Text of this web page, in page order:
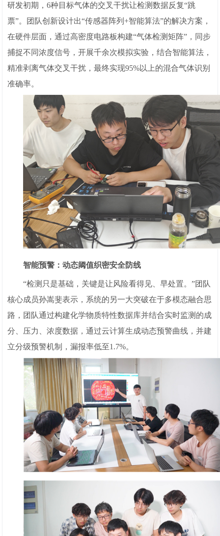
研发初期，6种目标气体的交叉干扰让检测数据反复“跳
票”。团队创新设计出“传感器阵列+智能算法”的解决方案，
在硬件层面，通过高密度电路板构建“气体检测矩阵”，同步
捕捉不同浓度信号，开展千余次模拟实验，结合智能算法，
精准剥离气体交叉干扰，最终实现95%以上的混合气体识别
准确率。
智能预警：动态阈值织密安全防线
“检测只是基础，关键是让风险看得见、早处置。”团队
核心成员孙嵩斐表示，系统的另一大突破在于多模态融合思
路，团队通过构建化学物质特性数据库并结合实时监测的成
分、压力、浓度数据，通过云计算生成动态预警曲线，并建
立分级预警机制，漏报率低至1.7%。